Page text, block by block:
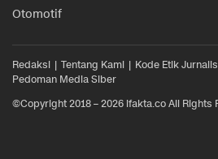
Otomotif
Redaksi Tentang Kami Kode Etik
Pedoman Media Siber
©Copyright 2018 – 2026 ifakta.co All Rights